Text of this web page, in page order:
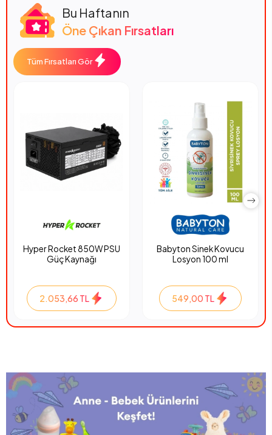
Bu Haftanın
Öne Çıkan Fırsatları
Tüm Fırsatları Gör
Hyper Rocket 850W PSU
Güç Kaynağı
2.053,66 TL
Babyton Sinek Kovucu
Losyon 100 ml
549,00 TL